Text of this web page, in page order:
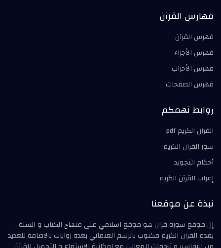
فهارس القرآن
فهرس القرآن
فهرس الأجزاء
فهرس الأحزاب
فهرس الصفحات
روابط تهمكم
القرآن الكريم pdf
سور القرآن الكريم
أحكام التجويد
إعراب القرآن الكريم
نبذة عن موقعنا
إن موقع سورة قرآن هو موقع اسلامي على منهاج الكتاب و السنة ,
يقدم القرآن الكريم مكتوب بالرسم العثماني بعدة روايات بالاضافة للعديد